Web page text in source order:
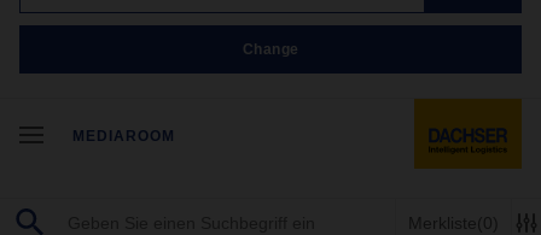
Change
MEDIAROOM
Merkliste(0)